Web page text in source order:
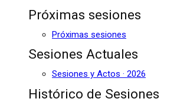
Próximas sesiones
Próximas sesiones
Sesiones Actuales
Sesiones y Actos · 2026
Histórico de Sesiones